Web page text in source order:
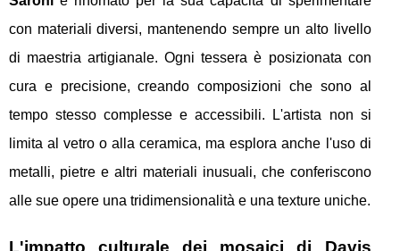
con materiali diversi, mantenendo sempre un alto livello
di maestria artigianale. Ogni tessera è posizionata con
cura e precisione, creando composizioni che sono al
tempo stesso complesse e accessibili. L'artista non si
limita al vetro o alla ceramica, ma esplora anche l'uso di
metalli, pietre e altri materiali inusuali, che conferiscono
alle sue opere una tridimensionalità e una texture uniche.
L'impatto culturale dei mosaici di Davis